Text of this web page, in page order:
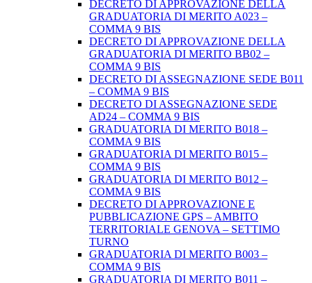
DECRETO DI APPROVAZIONE DELLA
GRADUATORIA DI MERITO A023 –
COMMA 9 BIS
DECRETO DI APPROVAZIONE DELLA
GRADUATORIA DI MERITO BB02 –
COMMA 9 BIS
DECRETO DI ASSEGNAZIONE SEDE B011
– COMMA 9 BIS
DECRETO DI ASSEGNAZIONE SEDE
AD24 – COMMA 9 BIS
GRADUATORIA DI MERITO B018 –
COMMA 9 BIS
GRADUATORIA DI MERITO B015 –
COMMA 9 BIS
GRADUATORIA DI MERITO B012 –
COMMA 9 BIS
DECRETO DI APPROVAZIONE E
PUBBLICAZIONE GPS – AMBITO
TERRITORIALE GENOVA – SETTIMO
TURNO
GRADUATORIA DI MERITO B003 –
COMMA 9 BIS
GRADUATORIA DI MERITO B011 –